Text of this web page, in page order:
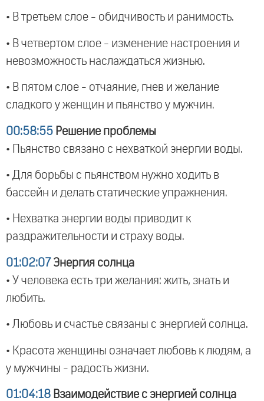
• В третьем слое - обидчивость и ранимость.
• В четвертом слое - изменение настроения и
невозможность наслаждаться жизнью.
• В пятом слое - отчаяние, гнев и желание
сладкого у женщин и пьянство у мужчин.
00:58:55 Решение проблемы
• Пьянство связано с нехваткой энергии воды.
• Для борьбы с пьянством нужно ходить в
бассейн и делать статические упражнения.
• Нехватка энергии воды приводит к
раздражительности и страху воды.
01:02:07 Энергия солнца
• У человека есть три желания: жить, знать и
любить.
• Любовь и счастье связаны с энергией солнца.
• Красота женщины означает любовь к людям, а
у мужчины - радость жизни.
01:04:18 Взаимодействие с энергией солнца